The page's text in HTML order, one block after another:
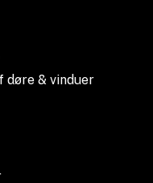
døre & vinduer